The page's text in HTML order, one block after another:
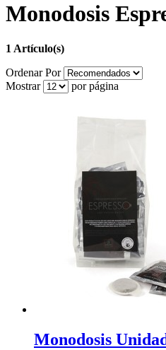
Monodosis
1 Artículo(s)
Ordenar Por
Mostrar
por página
Monodosis